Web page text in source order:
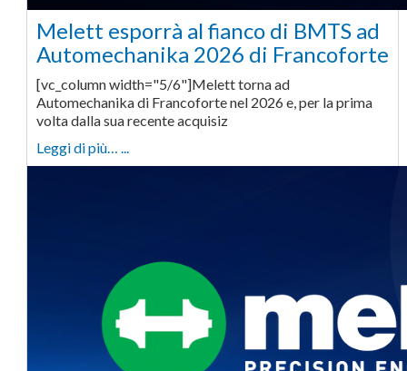
Melett esporrà al fianco di BMTS ad
Automechanika 2026 di Francoforte
[vc_column width="5/6"]Melett torna ad
Automechanika di Francoforte nel 2026 e, per la prima
volta dalla sua recente acquisiz
Leggi di più… ...